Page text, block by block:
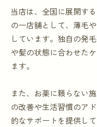
当店は、全国に展開す
の一店舗として、薄毛
しています。独自の発
や髪の状態に合わせた
ます。
また、お薬に頼らない
の改善や生活習慣のア
的なサポートを提供し